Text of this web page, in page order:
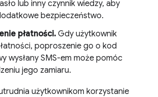
lub inny czynnik wiedzy, aby
bezpieczeństwo.
płatności. Gdy użytkownik
poproszenie go o kod
wysłany SMS-em może pomóc
jego zamiaru.
użytkownikom korzystanie